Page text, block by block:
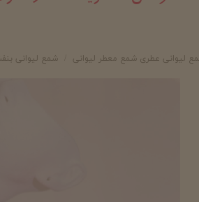
لیوانی عطری شمع معطر لیوانی شمع لیوانی